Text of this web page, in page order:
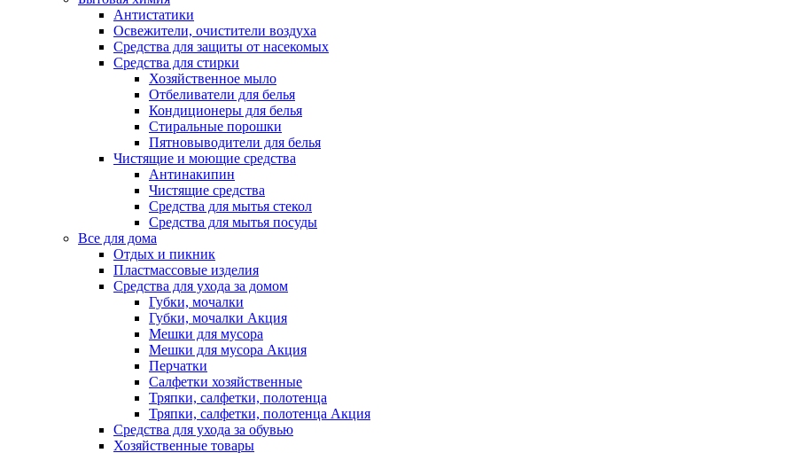
Антистатики
Освежители, очистители воздуха
Средства для защиты от насекомых
Средства для стирки
Хозяйственное мыло
Отбеливатели для белья
Кондиционеры для белья
Стиральные порошки
Пятновыводители для белья
Чистящие и моющие средства
Антинакипин
Чистящие средства
Средства для мытья стекол
Средства для мытья посуды
Все для дома
Отдых и пикник
Пластмассовые изделия
Средства для ухода за домом
Губки, мочалки
Губки, мочалки Акция
Мешки для мусора
Мешки для мусора Акция
Перчатки
Салфетки хозяйственные
Тряпки, салфетки, полотенца
Тряпки, салфетки, полотенца Акция
Средства для ухода за обувью
Хозяйственные товары